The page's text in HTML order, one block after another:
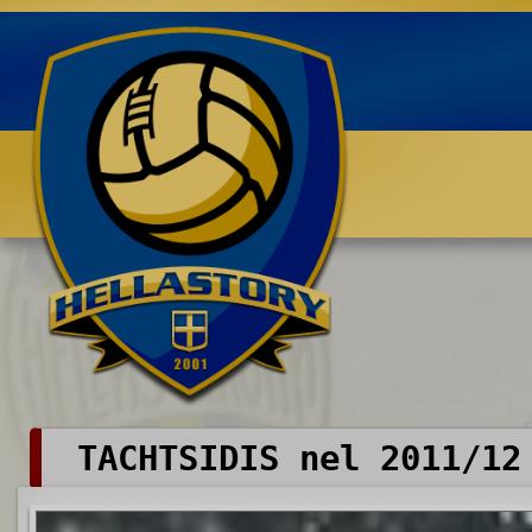
Benvenuti su HELLASTORY.net
TACHTSIDIS nel 2011/12